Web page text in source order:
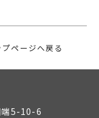
プページへ戻る
5-10-6